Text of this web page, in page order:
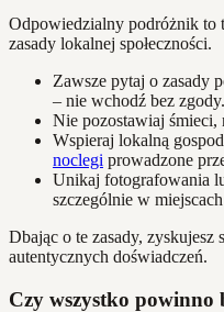
Odpowiedzialny podróżnik to
zasady lokalnej społeczności.
Zawsze pytaj o zasady
– nie wchodź bez zgody.
Nie pozostawiaj śmieci,
Wspieraj lokalną
noclegi prowadzone
Unikaj fotografowania
szczególnie w
Dbając o te zasady,
autentycznych doświadczeń.
Czy wszystko powinno